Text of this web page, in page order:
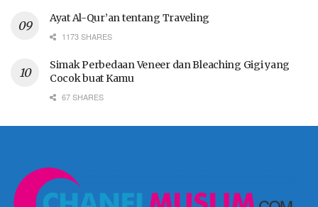
Ayat Al-Qur’an tentang Traveling
1173 SHARES
Simak Perbedaan Veneer dan Bleaching Gigi yang
Cocok buat Kamu
67 SHARES